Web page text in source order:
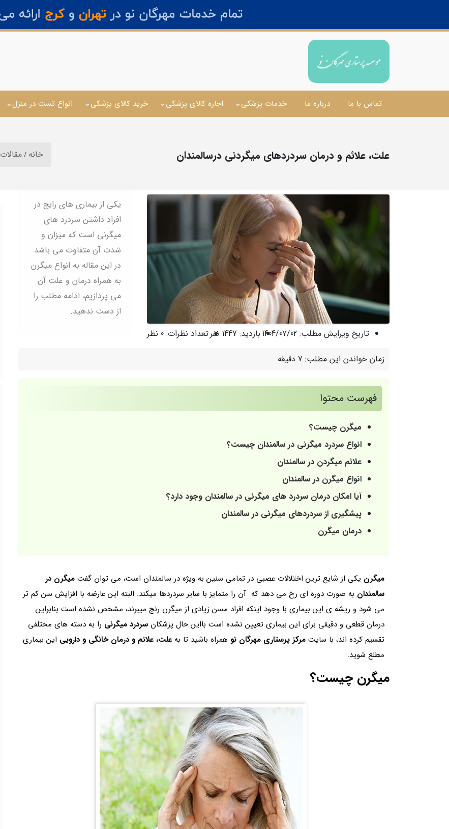
تماس با ما درباره ما خدمات پزشکی اجاره کالای پزشکی خرید کالای پزشکی انواع تست در منزل
علت، علائم و درمان سردردهای میگردنی درسالمندان خانه مقالات
تاریخ ویرایش مطلب: 1404/07/02 بازدید: 1447 نفر تعداد نظرات: 0 نظر
یکی از بیماری های رایج در
افراد داشتن سردرد های
میگرنی است که میزان و
شدت آن متفاوت می باشد
در این مقاله به انواع میگرن
به همراه درمان و علت آن
می پردازیم، ادامه مطلب را
از دست ندهید.
زمان خواندن این مطلب: 7 دقیقه
فهرست محتوا
میگرن چیست؟
انواع سردرد میگرنی در سالمندان چیست؟
علائم میگردن در سالمندان
انواع میگرن در سالمندان
آیا امکان درمان سردرد های میگرنی در سالمندان وجود دارد؟
پیشگیری از سردردهای میگرنی در سالمندان
درمان میگرن
میگرن یکی از شایع ترین اختلالات عصبی در تمامی سنین به ویژه در سالمندان است، می توان گفت میگرن در
سالمندان به صورت دوره ای رخ می دهد که آن را متمایز با سایر سردردها میکند. البته این عارضه با افزایش سن کم تر
می شود و ریشه ی این بیماری با وجود اینکه افراد مسن زیادی از میگرن رنج میبرند، مشخص نشده است بنابراین
درمان قطعی و دقیقی برای این بیماری تعیین نشده است بااین حال پزشکان سردرد میگرنی را به دسته های مختلفی
تقسیم کرده اند، با سایت مرکز پرستاری مهرگان نو همراه باشید تا به علت، علائم و درمان خانگی و دارویی این بیماری
مطلع شوید.
میگرن چیست؟